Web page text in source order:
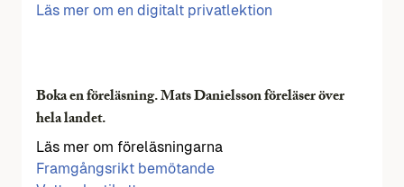
Läs mer om en digitalt privatlektion
Boka en föreläsning. Mats Danielsson föreläser över
hela landet.
Läs mer om föreläsningarna
Framgångsrikt bemötande